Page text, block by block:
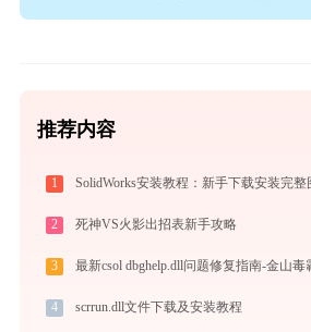
推荐内容
1 SolidWorks安装教程：新手下载安装完整
2 死神VS火影出招表新手攻略
3 最新csol dbghelp.dll问题修复指南-金山毒
4 scrrun.dll文件下载及安装教程